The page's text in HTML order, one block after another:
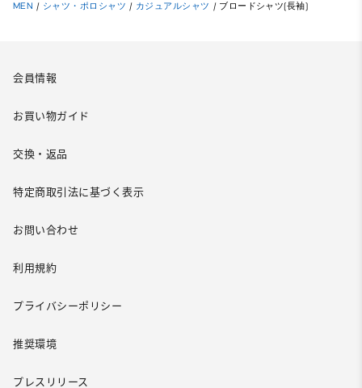
MEN / シャツ・ポロシャツ / カジュアルシャツ / ブロードシャツ(長袖)
会員情報
お買い物ガイド
交換・返品
特定商取引法に基づく表示
お問い合わせ
利用規約
プライバシーポリシー
推奨環境
プレスリリース